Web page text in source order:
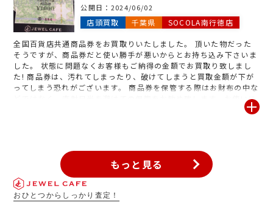
公開日： 2024/06/02
店頭買取 千葉県 SOCOLA南行徳店
全国百貨店共通商品券をお買取りいたしました。 頂いた物だった
そうですが、商品券だと使い勝手が悪いからとお持ち込み下さいま
した。 状態に問題なくお客様もご納得の金額でお買取り致しまし
た! 商品券は、汚れてしまったり、破けてしまうと買取金額が下が
ってしまう恐れがございます。 商品券を保管する際はお財布の中な
どではなく、直射日光を避けての保管をお勧め致します。お使いに
もっと見る
おひとつからしっかり査定！